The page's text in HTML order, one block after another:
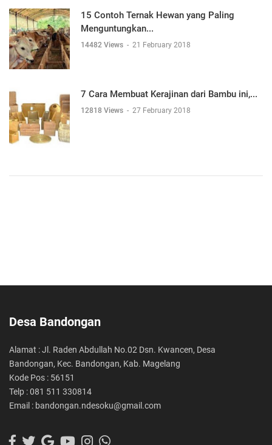
15 Contoh Ternak Hewan yang Paling
Menguntungkan...
14482 Views - 21 February 2018
7 Cara Membuat Kerajinan dari Bambu ini,...
12818 Views - 27 February 2018
Desa Bandongan
Alamat : Jl. Raden Abdullah No.02 Dsn. Kwancen, Desa
Bandongan, Kec. Bandongan, Kab. Magelang
Kode Pos : 56151
Telp : 081 511 330814
Email : bandongan.ndesoku@gmail.com